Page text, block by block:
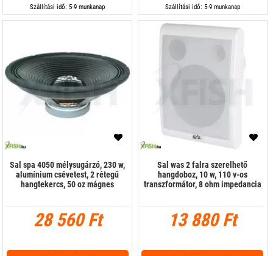
Szállítási idő: 5-9 munkanap Szállítási idő: 5-9 munkanap
Sal spa 4050 mélysugárzó, 230 w,
alumínium csévetest, 2 rétegű
hangtekercs, 50 oz mágnes
28 560 Ft
Sal was 2 falra szerelhető
hangdoboz, 10 w, 110 v-os
transzformátor, 8 ohm impedancia
13 880 Ft